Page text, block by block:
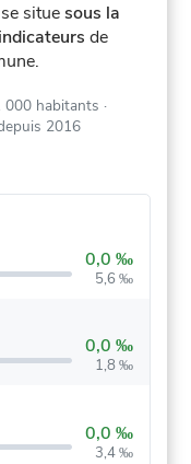
situesous la
de
000 habitants ·
2016
0,0 ‰
5,6 ‰
0,0 ‰
1,8 ‰
0,0 ‰
3,4 ‰